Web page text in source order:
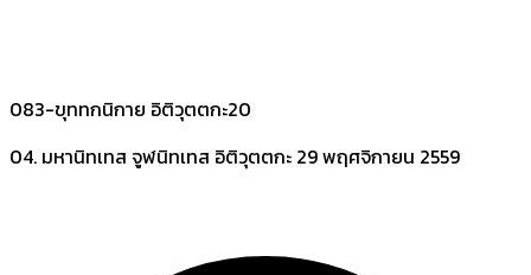
083-ขุททกนิกาย อิติวุตตกะ20
04. มหานิทเทส จูฬนิทเทส อิติวุตตกะ 29 พฤศจิกายน 2559